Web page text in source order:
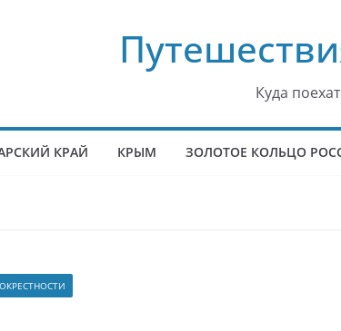
Куда
КРАЙ КРЫМ ЗОЛОТОЕ КОЛЬЦО